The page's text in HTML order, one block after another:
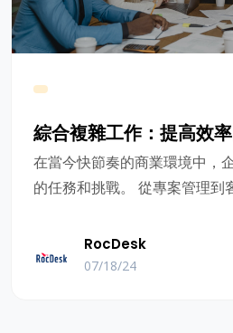
綜合複雜工作：提高效
在當今快節奏的商業環境中，
的任務和挑戰。 從專案管理到
運營帶來巨大壓力。 如何綜合
提高企業效率和競爭力的關鍵戰
RocDesk
07/18/24